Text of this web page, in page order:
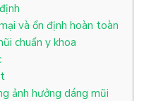
và ổn định hoàn toàn
chuẩn y khoa
ảnh hưởng dáng mũi